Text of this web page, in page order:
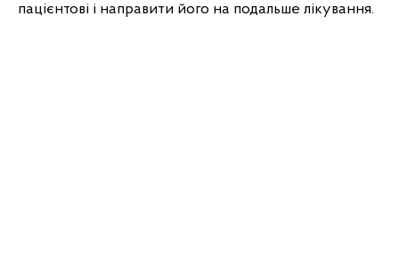
пацієнтові і направити його на подальше лікування.